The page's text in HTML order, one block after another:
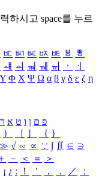
하시고 space를 누르
ㅳ ㅴ ㅵ ㅶ ㅷ ㅸ
ㅹ
ㆈ ㆉ ㆊ ㆋ ㆌ ㆍ
ㆎ
Υ Φ Χ Ψ Ω α β γ δ ε ζ η
פ ם ן ו ט א ר
） ［ ］ ｛ ｝
√ ∽ ∝ ∵ ∫ ∬ ∈ ∋
－ ＜ ＝
＞
¡ ¿ ː ！ ＇ ， ． ／
：